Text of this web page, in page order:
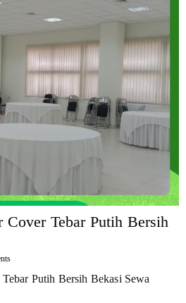
Cover Tebar Putih Bersih
Putih Bersih Bekasi Sewa